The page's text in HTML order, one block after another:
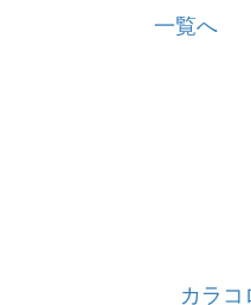
一覧へ
カラ